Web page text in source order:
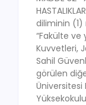
diliminin (1)
“Fakülte ve
Kuvvetleri,
Sahil
görülen
Üniversitesi